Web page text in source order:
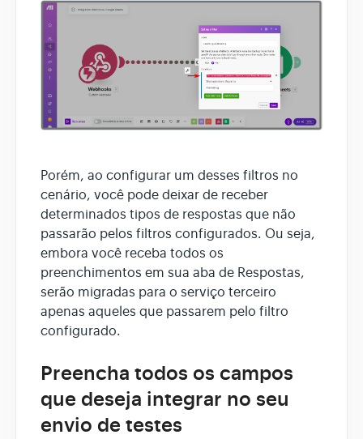
Porém, ao configurar um desses filtros no
cenário, você pode deixar de receber
determinados tipos de respostas que não
passarão pelos filtros configurados. Ou seja,
embora você receba todos os
preenchimentos em sua aba de Respostas,
serão migradas para o serviço terceiro
apenas aqueles que passarem pelo filtro
configurado.
Preencha todos os campos
que deseja integrar no seu
envio de testes